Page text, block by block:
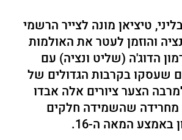
טיציאן מונה לצייר הרשמי
והוזמן לעטר את האולמות
הדוג'ה (שליט ונציה) עם
שעסקו בקרבות הגדולים של
הצער ציורים אלה אבדו
שהשמידה חלקים
המאה ה-16.